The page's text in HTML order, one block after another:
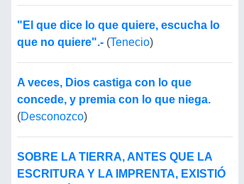
"El que dice lo que quiere, escucha lo
que no quiere".- (Tenecio)
A veces, Dios castiga con lo que
concede, y premia con lo que niega.
(Desconozco)
SOBRE LA TIERRA, ANTES QUE LA
ESCRITURA Y LA IMPRENTA, EXISTIÓ